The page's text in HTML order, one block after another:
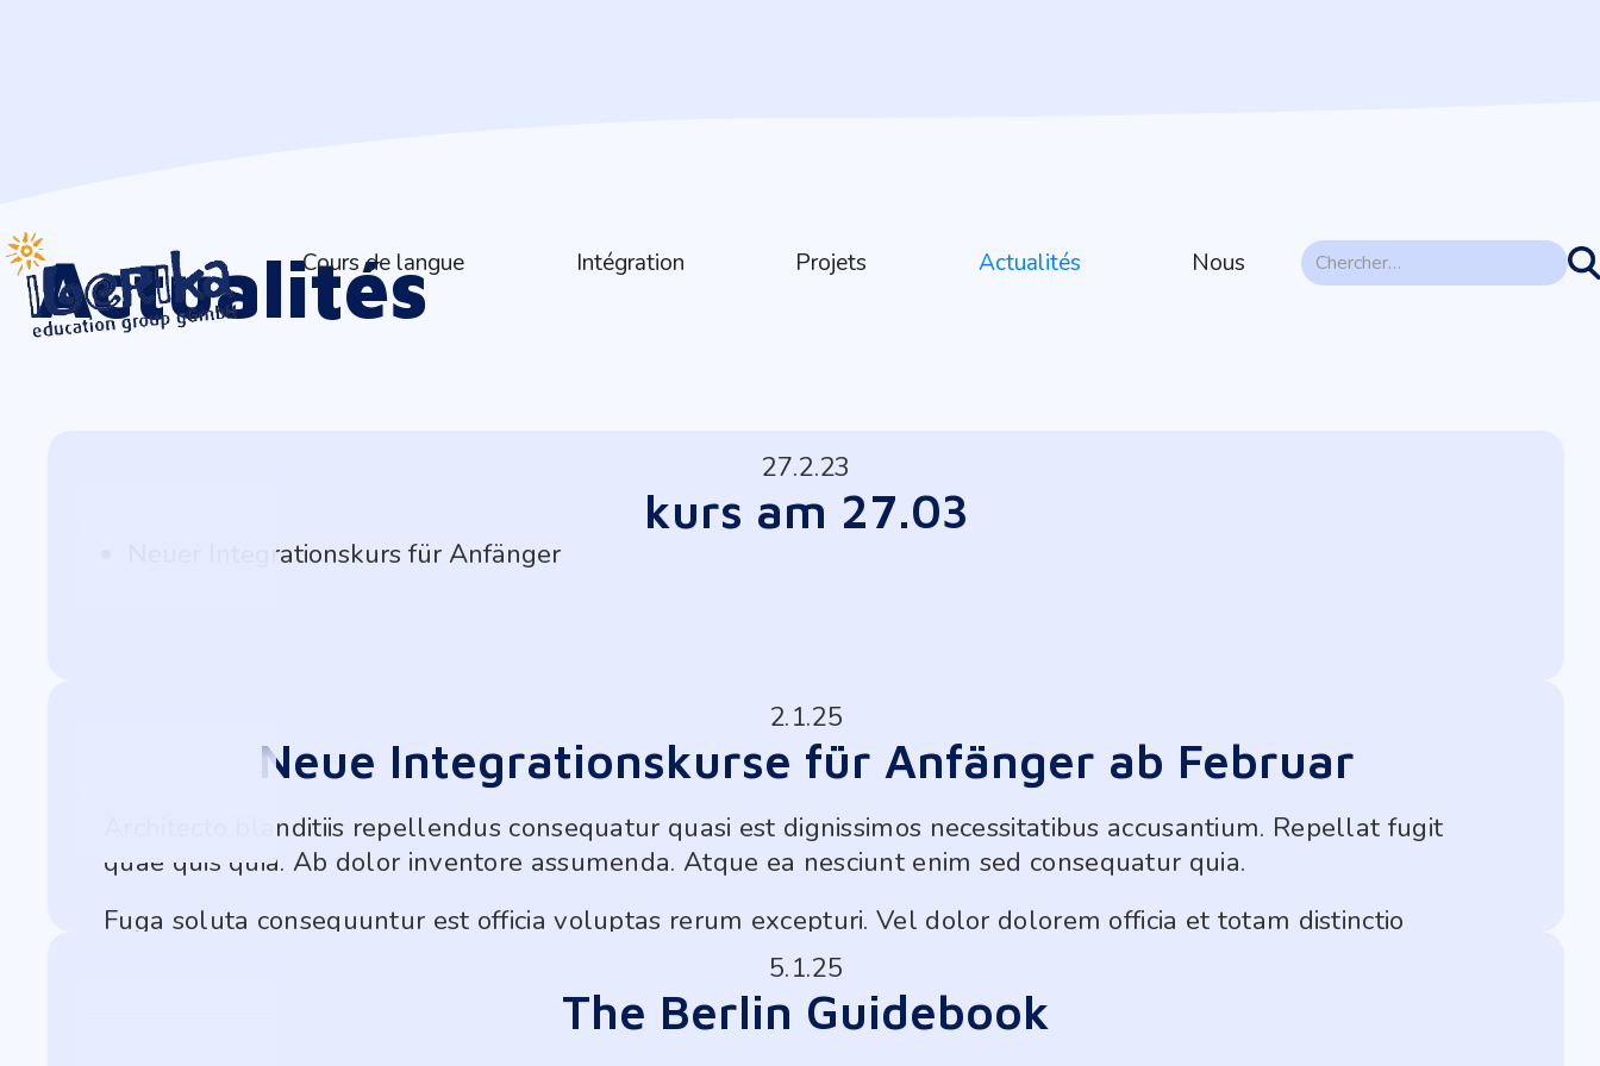
Cours de langue Intégration Projets Actualités Nous
Actualités
27.2.23
kurs am 27.03
Neuer Integrationskurs für Anfänger
2.1.25
Neue Integrationskurse für Anfänger ab Februar
Architecto blanditiis repellendus consequatur quasi est dignissimos necessitatibus accusantium. Repellat fugit
quae quis quia. Ab dolor inventore assumenda. Atque ea nesciunt enim sed consequatur quia.
Fuga soluta consequuntur est officia voluptas rerum excepturi. Vel dolor dolorem officia et totam distinctio
nostrum at. Eum veniam inventore delectus corrupti dolor sit quae.
Fugit impedit et magnam laboriosam libero quis est.
5.1.25
The Berlin Guidebook